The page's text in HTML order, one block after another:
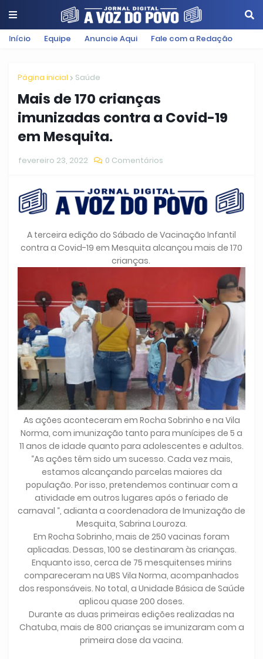
Início Equipe Anuncie Aqui Fale com a Redação
Página inicial Saúde
Mais de 170 crianças
imunizadas contra a Covid-19
em Mesquita.
fevereiro 23, 2022 0 Comentários
A terceira edição do Sábado de Vacinação Infantil
contra a Covid-19 em Mesquita alcançou mais de 170
crianças.
As ações aconteceram em Rocha Sobrinho e na Vila
Norma, com imunização tanto para munícipes de 5 a
11 anos de idade quanto para adolescentes e adultos.
“As ações têm sido um sucesso. Cada vez mais,
estamos alcançando parcelas maiores da
população. Por isso, pretendemos continuar com a
atividade em outros lugares após o feriado de
carnaval “, adianta a coordenadora de Imunização de
Mesquita, Sabrina Louroza.
Em Rocha Sobrinho, mais de 250 vacinas foram
aplicadas. Dessas, 100 se destinaram às crianças.
Enquanto isso, cerca de 75 mesquitenses mirins
compareceram na UBS Vila Norma, acompanhados
dos responsáveis. No total, a Unidade Básica de Saúde
aplicou quase 200 doses.
Durante as duas primeiras edições realizadas na
Chatuba, mais de 800 crianças se imunizaram com a
primeira dose da vacina.